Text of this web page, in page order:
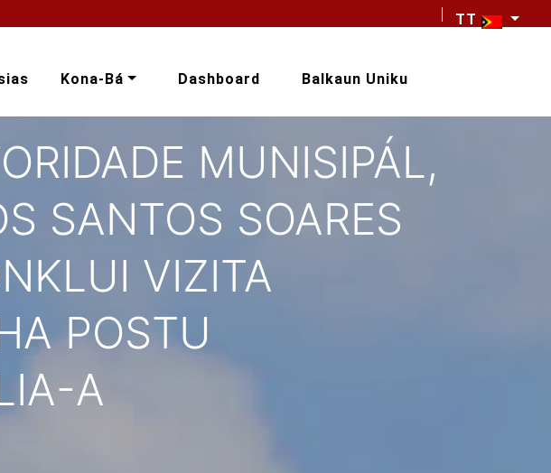
TT
Kona-Bá Dashboard Balkaun Uniku
MUNISIPÁL,
SANTOS SOARES
VIZITA
POSTU
A